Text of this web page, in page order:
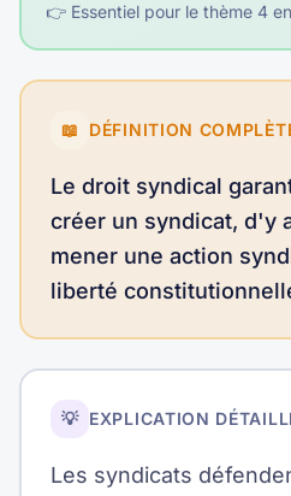
👉 Essentiel pour le thème 4 en
📖 DÉFINITION
Le droit syndical
créer un syndicat, d'y
mener une action
liberté
💡 EXPLICATION
Les syndicats